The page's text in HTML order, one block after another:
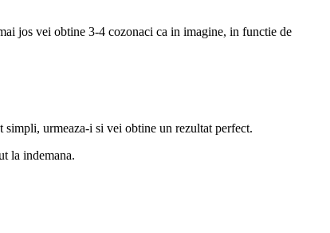
jos vei obtine 3-4 cozonaci ca in imagine, in functie de
simpli, urmeaza-i si vei obtine un rezultat perfect.
la indemana.